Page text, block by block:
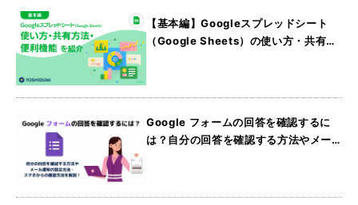
【基本編】Googleスプレッドシート
（Google Sheets）の使い方・共有方
Google フォームの回答を確認するに
は？自分の回答を確認する方法やメー